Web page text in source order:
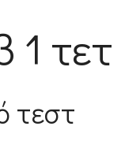
1 τετ
τεστ